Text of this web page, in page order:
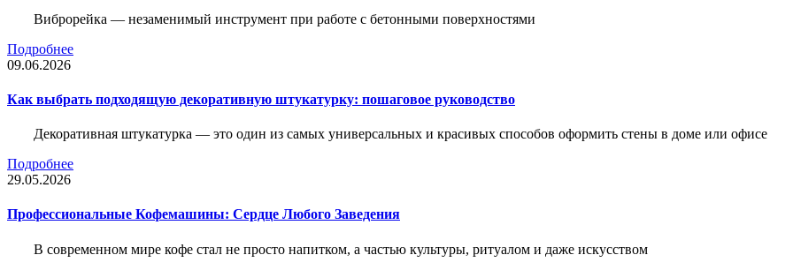
Виброрейка — незаменимый инструмент при работе с бетонными поверхностями
Подробнее
09.06.2026
Как выбрать подходящую декоративную штукатурку: пошаговое руководство
Декоративная штукатурка — это один из самых универсальных и красивых способов оформить стены в доме или офисе
Подробнее
29.05.2026
Профессиональные Кофемашины: Сердце Любого Заведения
В современном мире кофе стал не просто напитком, а частью культуры, ритуалом и даже искусством